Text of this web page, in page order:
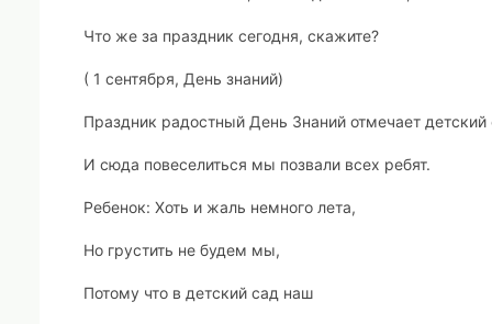
Что же за праздник сегодня, скажите?
( 1 сентября, День знаний)
Праздник радостный День Знаний отмечает детский
И сюда повеселиться мы позвали всех ребят.
Ребенок: Хоть и жаль немного лета,
Но грустить не будем мы,
Потому что в детский сад наш